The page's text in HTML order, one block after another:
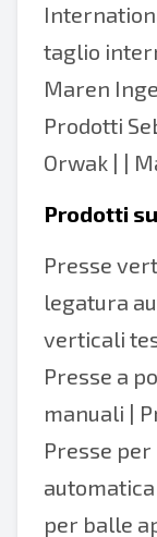
taglio
Maren
Prodotti
Orwak | |
Prodotti
Presse
legatura
verticali
Presse a
manuali |
Presse
per balle